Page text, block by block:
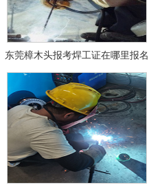
东莞樟木头报考焊工证在哪里报名